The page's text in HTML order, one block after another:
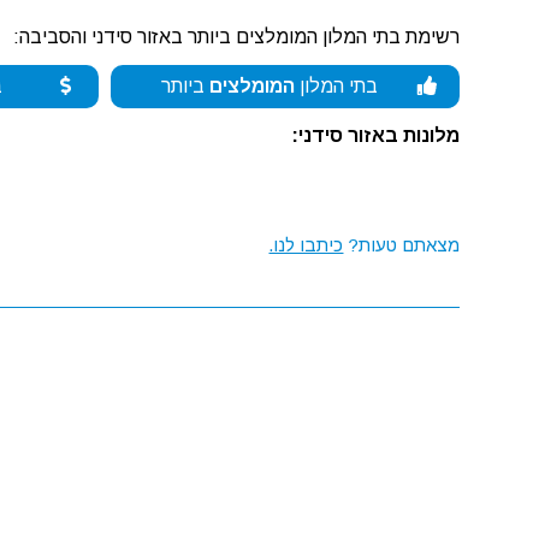
רשימת בתי המלון המומלצים ביותר באזור סידני והסביבה:
בתי המלון המומלצים ביותר
מלונות באזור סידני:
מצאתם טעות? כיתבו לנו.